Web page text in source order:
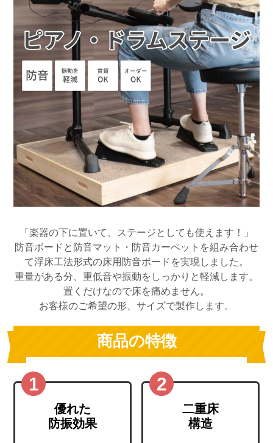
「楽器の下に置いて、ステージとしても使えます！」
防音ボードと防音マット・防音カーペットを組み合わせ
て浮床工法形式の床用防音ボードを実現しました。
重量がある分、重低音や振動をしっかりと軽減します。
置くだけなので床を痛めません。
お客様のご希望の形、サイズで製作します。
商品の特徴
優れた
防振効果
二重床
構造